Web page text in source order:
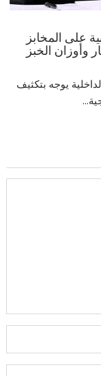
على المخابز
وأوزان الخبز
يوجه بتكثيف